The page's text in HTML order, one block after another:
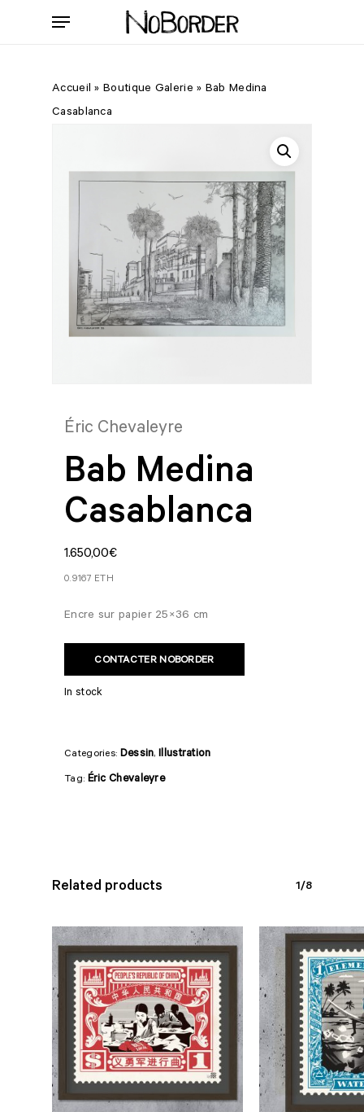
Menu
Accueil »Boutique Galerie » Bab Medina
Casablanca
Éric Chevaleyre
Bab Medina
Casablanca
1.650,00€
0.9167 ETH
Encre sur papier 25×36 cm
CONTACTER NOBORDER
In stock
Categories: Dessin,Illustration
Tag: Éric Chevaleyre
Related products 1/8